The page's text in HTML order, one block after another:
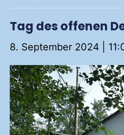
Tag des offenen
8. September 2024 |